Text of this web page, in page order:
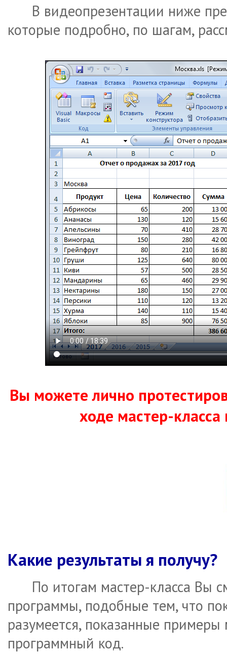
В видеопрезентации ниже
которые подробно, по шагам,
Вы можете лично
ходе мастер-
Какие результаты я получу?
По итогам мастер-класса Вы
программы, подобные тем, что
разумеется, показанные
программный код.